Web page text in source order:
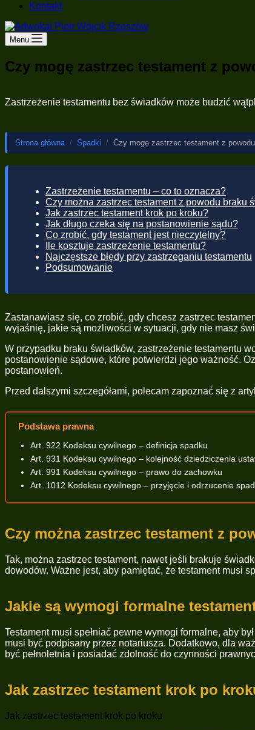
Kontakt
Menu
Czy mogę zastrzec testament z
Zastrzeżenie testamentu bez świadków może budzić
Strona główna / Spadki / Czy mogę zastrzec testament z
Zastrzeżenie testamentu – co to oznacza?
Czy można zastrzec testament z powodu braku
Jak zastrzec testament krok po kroku?
Jak długo czeka się na postanowienie sądu?
Co zrobić, gdy testament jest nieczytelny?
Ile kosztuje zastrzeżenie testamentu?
Najczęstsze błędy przy zastrzeganiu testamentu
Podsumowanie
Zastanawiasz się, co zrobić, gdy chcesz zastrzec
wyjaśnię, jakie są możliwości w sytuacji, gdy nie masz
W przypadku braku świadków, zastrzeżenie testamentu
postanowienie sądowe, które potwierdzi jego ważność.
postanowień.
Przed dalszymi szczegółami, polecam zapoznać się z
Podstawa prawna
Art. 922 Kodeksu cywilnego – definicja spadku
Art. 931 Kodeksu cywilnego – kolejność dziedziczenia
Art. 991 Kodeksu cywilnego – prawo do zachowku
Art. 1012 Kodeksu cywilnego – przyjęcie i odrzucenie
Czy można zastrzec testament z
Tak, można zastrzec testament, nawet jeśli brakuje
dowodów. Ważne jest, aby pamiętać, że testament musi
Jakie są wymogi formalne
Testament musi spełniać pewne wymogi formalne, aby
musi być podpisany przez notariusza. Dodatkowo, dla
być pełnoletnia i posiadać zdolność do czynności
Jak zastrzec testament krok po
Jak zastrzec testament krok po kroku